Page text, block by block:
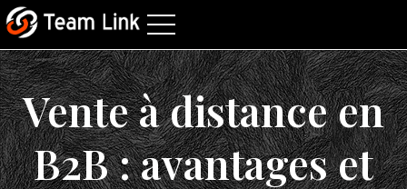
Vente à distance en
B2B : avantages et